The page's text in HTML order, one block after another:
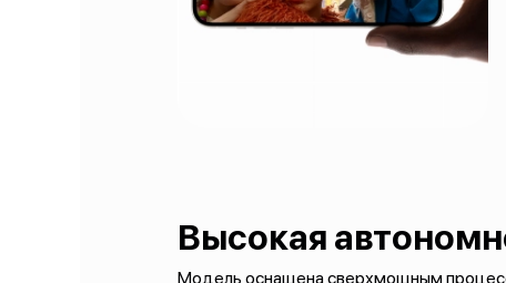
Высокая
Модель оснащена сверхмощным